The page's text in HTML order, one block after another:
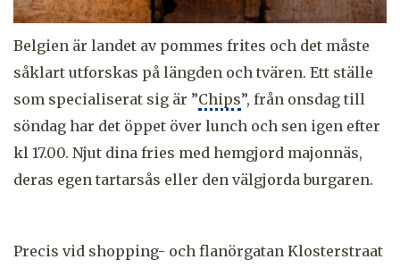
Belgien är landet av pommes frites och det måste
såklart utforskas på längden och tvären. Ett ställe
som specialiserat sig är ”Chips”, från onsdag till
söndag har det öppet över lunch och sen igen efter
kl 17.00. Njut dina fries med hemgjord majonnäs,
deras egen tartarsås eller den välgjorda burgaren.
Precis vid shopping- och flanörgatan Klosterstraat